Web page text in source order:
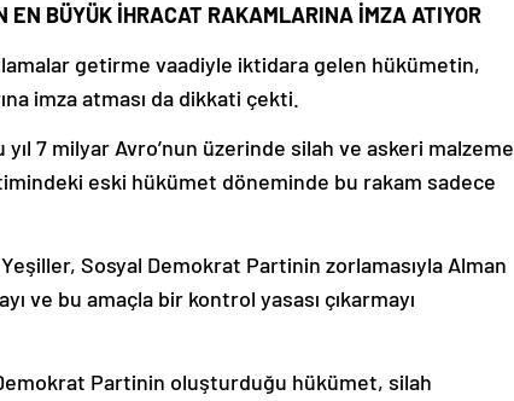
BÜYÜK İHRACAT RAKAMLARINA İMZA ATIYOR
getirme vaadiyle iktidara gelen hükümetin,
imza atması da dikkati çekti.
7 milyar Avro’nun üzerinde silah ve askeri malzeme
eski hükümet döneminde bu rakam sadece
Sosyal Demokrat Partinin zorlamasıyla Alman
ve bu amaçla bir kontrol yasası çıkarmayı
Partinin oluşturduğu hükümet, silah